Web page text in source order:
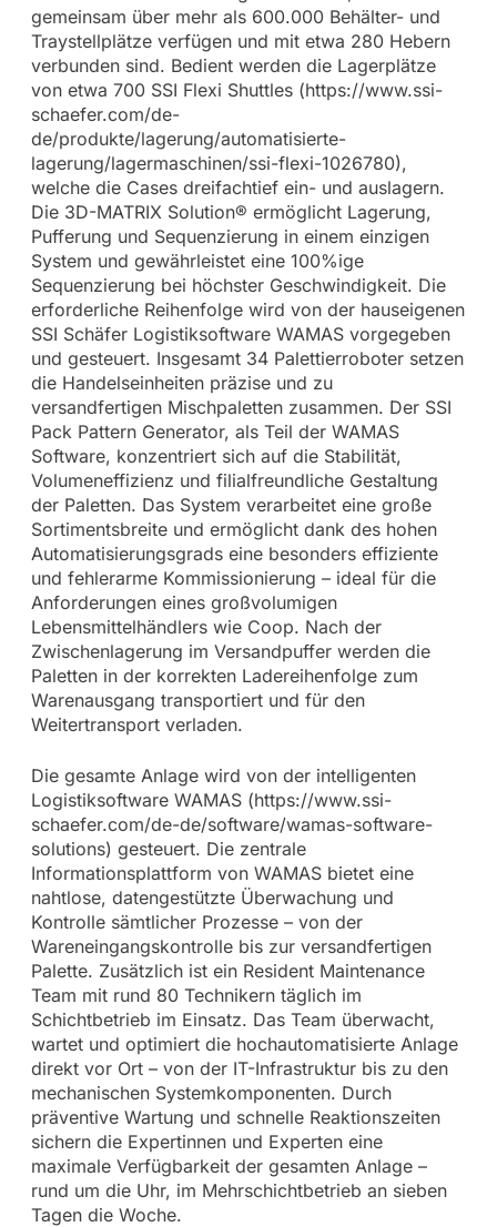
gemeinsam über mehr als 600.000 Behälter- und
Traystellplätze verfügen und mit etwa 280 Hebern
verbunden sind. Bedient werden die Lagerplätze
von etwa 700 SSI Flexi Shuttles (https://www.ssi-
schaefer.com/de-
de/produkte/lagerung/automatisierte-
lagerung/lagermaschinen/ssi-flexi-1026780),
welche die Cases dreifachtief ein- und auslagern.
Die 3D-MATRIX Solution® ermöglicht Lagerung,
Pufferung und Sequenzierung in einem einzigen
System und gewährleistet eine 100%ige
Sequenzierung bei höchster Geschwindigkeit. Die
erforderliche Reihenfolge wird von der hauseigenen
SSI Schäfer Logistiksoftware WAMAS vorgegeben
und gesteuert. Insgesamt 34 Palettierroboter setzen
die Handelseinheiten präzise und zu
versandfertigen Mischpaletten zusammen. Der SSI
Pack Pattern Generator, als Teil der WAMAS
Software, konzentriert sich auf die Stabilität,
Volumeneffizienz und filialfreundliche Gestaltung
der Paletten. Das System verarbeitet eine große
Sortimentsbreite und ermöglicht dank des hohen
Automatisierungsgrads eine besonders effiziente
und fehlerarme Kommissionierung – ideal für die
Anforderungen eines großvolumigen
Lebensmittelhändlers wie Coop. Nach der
Zwischenlagerung im Versandpuffer werden die
Paletten in der korrekten Ladereihenfolge zum
Warenausgang transportiert und für den
Weitertransport verladen.
Die gesamte Anlage wird von der intelligenten
Logistiksoftware WAMAS (https://www.ssi-
schaefer.com/de-de/software/wamas-software-
solutions) gesteuert. Die zentrale
Informationsplattform von WAMAS bietet eine
nahtlose, datengestützte Überwachung und
Kontrolle sämtlicher Prozesse – von der
Wareneingangskontrolle bis zur versandfertigen
Palette. Zusätzlich ist ein Resident Maintenance
Team mit rund 80 Technikern täglich im
Schichtbetrieb im Einsatz. Das Team überwacht,
wartet und optimiert die hochautomatisierte Anlage
direkt vor Ort – von der IT-Infrastruktur bis zu den
mechanischen Systemkomponenten. Durch
präventive Wartung und schnelle Reaktionszeiten
sichern die Expertinnen und Experten eine
maximale Verfügbarkeit der gesamten Anlage –
rund um die Uhr, im Mehrschichtbetrieb an sieben
Tagen die Woche.